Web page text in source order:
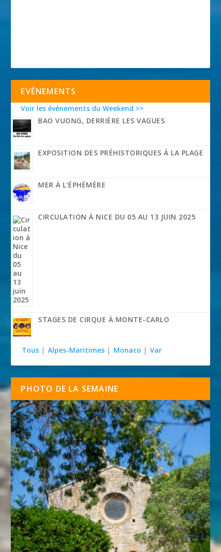
EVÉNEMENTS
Voir les événements du Weekend >>
BAO VUONG, DERRIÈRE LES VAGUES
EXPOSITION DES PRÉHISTORIQUES À LA PLAGE
MER À L’ÉPHÉMÈRE
CIRCULATION À NICE DU 05 AU 13 JUIN 2025
STAGES DE CIRQUE À MONTE-CARLO
Tous | Alpes-Maritimes | Monaco | Var
PHOTO DE LA SEMAINE